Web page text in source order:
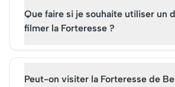
Que faire si je souhaite utiliser un
filmer la Forteresse ?
Peut-on visiter la Forteresse de